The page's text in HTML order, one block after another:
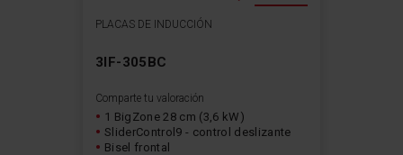
PLACAS DE INDUCCIÓN
3IF-305BC
Comparte tu valoración
1 BigZone 28 cm (3,6 kW)
SliderControl9 - control deslizante
Bisel frontal